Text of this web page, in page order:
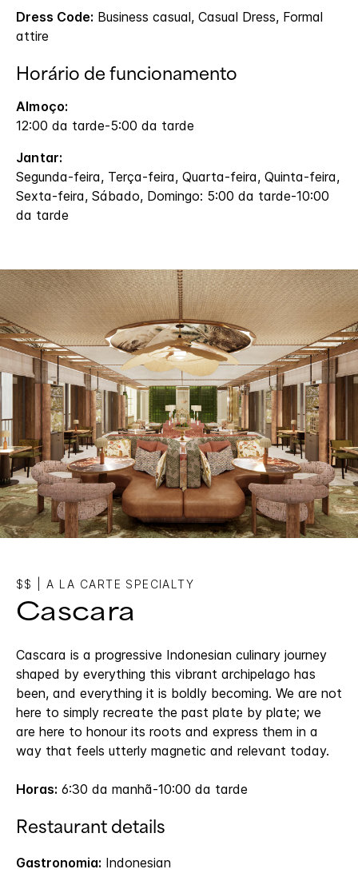
Dress Code: Business casual, Casual Dress, Formal
attire
Horário de funcionamento
Almoço:
12:00 da tarde-5:00 da tarde
Jantar:
Segunda-feira, Terça-feira, Quarta-feira, Quinta-feira,
Sexta-feira, Sábado, Domingo: 5:00 da tarde-10:00
da tarde
$$ |A LA CARTE SPECIALTY
Cascara
Cascara is a progressive Indonesian culinary journey
shaped by everything this vibrant archipelago has
been, and everything it is boldly becoming. We are not
here to simply recreate the past plate by plate; we
are here to honour its roots and express them in a
way that feels utterly magnetic and relevant today.
Horas: 6:30 da manhã-10:00 da tarde
Restaurant details
Gastronomia: Indonesian